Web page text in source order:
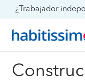
¿Trabajador